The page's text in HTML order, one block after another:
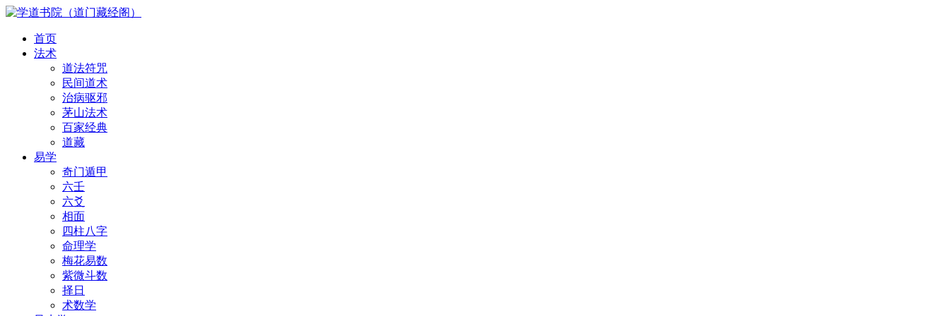
首页
法术
道法符咒
民间道术
治病驱邪
茅山法术
百家经典
道藏
易学
奇门遁甲
六壬
六爻
相面
四柱八字
命理学
梅花易数
紫微斗数
择日
术数学